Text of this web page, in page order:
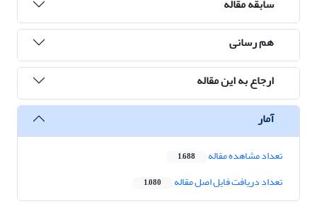
هم رسانی
ارجاع به این مقاله
آمار
تعداد مشاهده مقاله 1,688
تعداد دریافت فایل اصل مقاله 1,080